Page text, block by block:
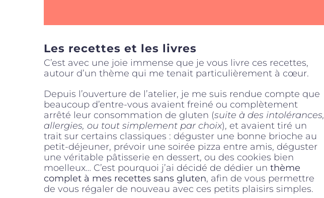
Les recettes et les livres
C’est avec une joie immense que je vous livre ces recettes,
autour d’un thème qui me tenait particulièrement à cœur.
Depuis l’ouverture de l’atelier, je me suis rendue compte que
beaucoup d’entre-vous avaient freiné ou complètement
arrêté leur consommation de gluten (suite à des intolérances,
allergies, ou tout simplement par choix), et avaient tiré un
trait sur certains classiques : déguster une bonne brioche au
petit-déjeuner, prévoir une soirée pizza entre amis, déguster
une véritable pâtisserie en dessert, ou des cookies bien
moelleux… C’est pourquoi j’ai décidé de dédier un thème
complet à mes recettes sans gluten, afin de vous permettre
de vous régaler de nouveau avec ces petits plaisirs simples.